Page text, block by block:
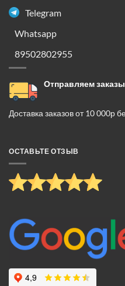
Telegram
Whatsapp
89502802955
Отправляем
Доставка заказов от 10 000р
ОСТАВЬТЕ ОТЗЫВ